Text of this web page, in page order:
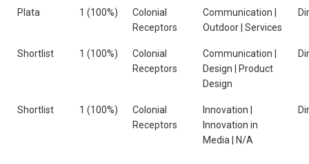
Plata 1 (100%)
Colonial
Receptors
Communication |
Outdoor | Services
Shortlist 1 (100%)
Colonial
Receptors
Communication |
Design | Product
Design
Shortlist 1 (100%)
Colonial
Receptors
Innovation |
Innovation in
Media | N/A